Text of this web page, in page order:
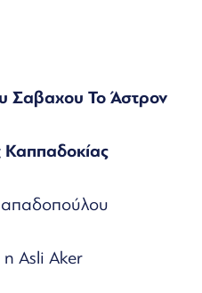
Σαβαχου Το Άστρον
Καππαδοκίας
η Asli Aker